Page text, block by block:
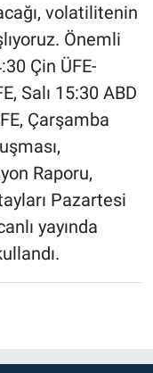
volatilitenin
Önemli
Çin ÜFE-
Salı 15:30 ABD
Çarşamba
Raporu,
Pazartesi
yayında